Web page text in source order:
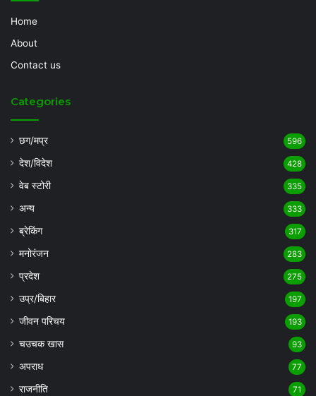
Home
About
Contact us
Categories
छग/मप्र 596
देश/विदेश 428
वेब स्टोरी 335
अन्य 333
ब्रेकिंग 317
मनोरंजन 283
प्रदेश 275
उप्र/बिहार 197
जीवन परिचय 193
चउचक खास 93
अपराध 77
राजनीति 71